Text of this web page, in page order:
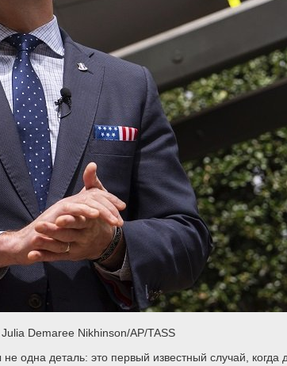
Demaree Nikhinson/AP/TASS
деталь: это первый известный случай, когда